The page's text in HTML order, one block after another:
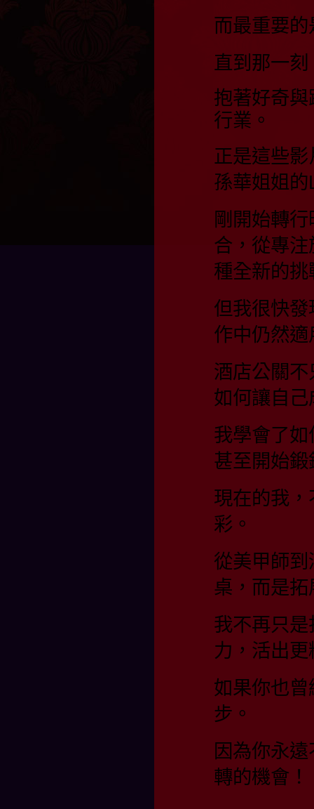
而最重要
直到那一
抱著好奇
行業。
正是這些
孫華姐姐
剛開始轉
合，從專
種全新的挑
但我很快
作中仍然適
酒店公關
如何讓自
我學會了
甚至開始
現在的我
彩。
從美甲師
桌，而是
我不再只
力，活出
如果你也
步。
因為你永
轉的機會！